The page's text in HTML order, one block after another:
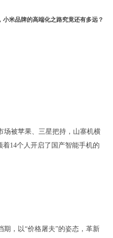
米品牌的高端化之路究竟还有多远？
场被苹果、三星把持，山寨机横
14个人开启了国产智能手机的
，以“价格屠夫”的姿态，革新